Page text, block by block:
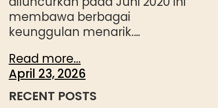
membawa berbagai
keunggulan menarik.…
Read more...
April 23, 2026
RECENT POSTS